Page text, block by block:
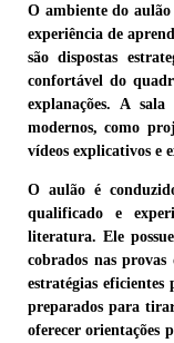
O ambiente do
experiência de
são dispostas
confortável do
explanações. A
modernos, como
vídeos explicativos e
O aulão é
qualificado e
literatura. Ele
cobrados nas
estratégias eficientes
preparados para
oferecer orientações